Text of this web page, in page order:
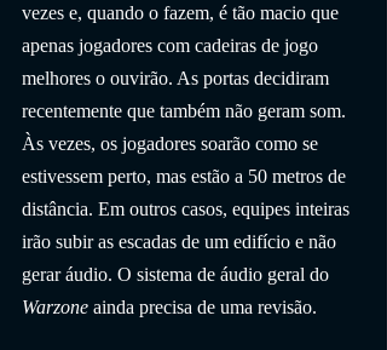
vezes e, quando o fazem, é tão macio que
apenas jogadores com cadeiras de jogo
melhores o ouvirão. As portas decidiram
recentemente que também não geram som.
Às vezes, os jogadores soarão como se
estivessem perto, mas estão a 50 metros de
distância. Em outros casos, equipes inteiras
irão subir as escadas de um edifício e não
gerar áudio. O sistema de áudio geral do
Warzone ainda precisa de uma revisão.